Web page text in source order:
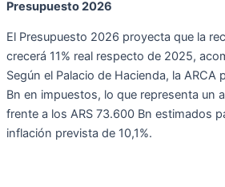
Presupuesto 2026
El Presupuesto 2026 proyecta que la
crecerá 11% real respecto de 2025,
Según el Palacio de Hacienda, la ARCA
Bn en impuestos, lo que representa un
frente a los ARS 73.600 Bn estimados
inflación prevista de 10,1%.